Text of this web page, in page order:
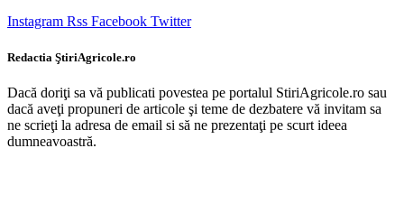
Instagram Rss Facebook Twitter
Redactia ŞtiriAgricole.ro
Dacă doriţi sa vă publicati povestea pe portalul StiriAgricole.ro sau
dacă aveţi propuneri de articole şi teme de dezbatere vă invitam sa
ne scrieţi la adresa de email si să ne prezentaţi pe scurt ideea
dumneavoastră.